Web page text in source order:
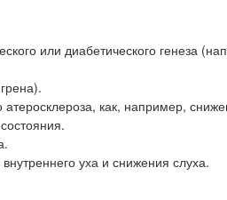
или диабетического генеза
как, например,
уха и снижения слуха.